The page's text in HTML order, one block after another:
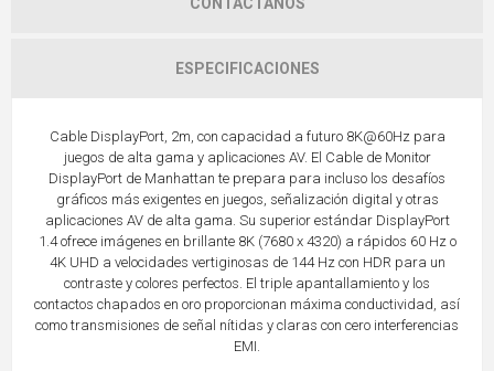
CONTÁCTANOS
ESPECIFICACIONES
Cable DisplayPort, 2m, con capacidad a futuro 8K@60Hz para
juegos de alta gama y aplicaciones AV. El Cable de Monitor
DisplayPort de Manhattan te prepara para incluso los desafíos
gráficos más exigentes en juegos, señalización digital y otras
aplicaciones AV de alta gama. Su superior estándar DisplayPort
1.4 ofrece imágenes en brillante 8K (7680 x 4320) a rápidos 60 Hz o
4K UHD a velocidades vertiginosas de 144 Hz con HDR para un
contraste y colores perfectos. El triple apantallamiento y los
contactos chapados en oro proporcionan máxima conductividad, así
como transmisiones de señal nítidas y claras con cero interferencias
EMI.